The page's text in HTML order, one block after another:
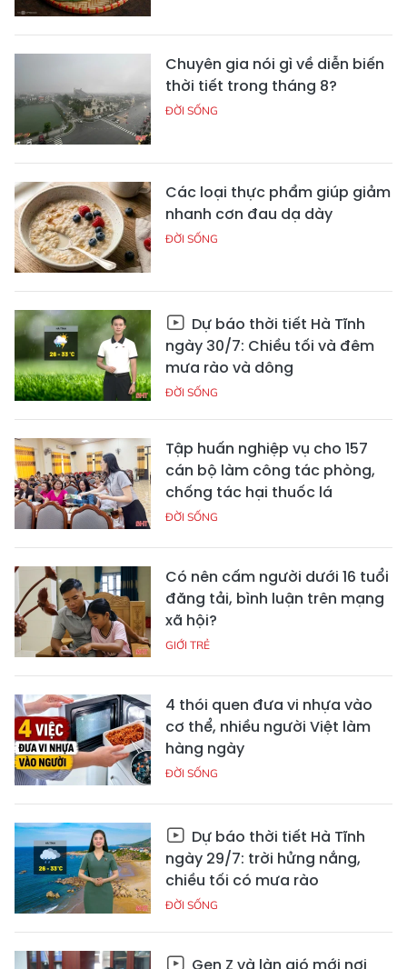
Chuyên gia nói gì về diễn biến
thời tiết trong tháng 8?
ĐỜI SỐNG
Các loại thực phẩm giúp giảm
nhanh cơn đau dạ dày
ĐỜI SỐNG
Dự báo thời tiết Hà Tĩnh
ngày 30/7: Chiều tối và đêm
mưa rào và dông
ĐỜI SỐNG
Tập huấn nghiệp vụ cho 157
cán bộ làm công tác phòng,
chống tác hại thuốc lá
ĐỜI SỐNG
Có nên cấm người dưới 16 tuổi
đăng tải, bình luận trên mạng
xã hội?
GIỚI TRẺ
4 thói quen đưa vi nhựa vào
cơ thể, nhiều người Việt làm
hàng ngày
ĐỜI SỐNG
Dự báo thời tiết Hà Tĩnh
ngày 29/7: trời hửng nắng,
chiều tối có mưa rào
ĐỜI SỐNG
Gen Z và làn gió mới nơi